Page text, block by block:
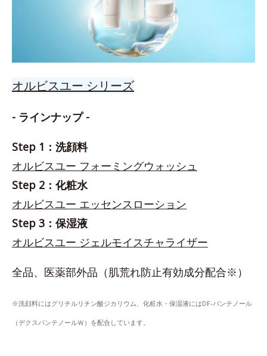
オルビスユー シリーズ
- ラインナップ -
Step 1：洗顔料
オルビスユー フォーミングウォッシュ
Step 2：化粧水
オルビスユー エッセンスローション
Step 3：保湿液
オルビスユー ジェルモイスチャライザー
全品、医薬部外品（肌荒れ防止有効成分配合※）
※洗顔料にはグリチルリチン酸ジカリウム、化粧水・保湿液にはDF-パンテノール
（デクスパンテノールＷ）を配合しています。